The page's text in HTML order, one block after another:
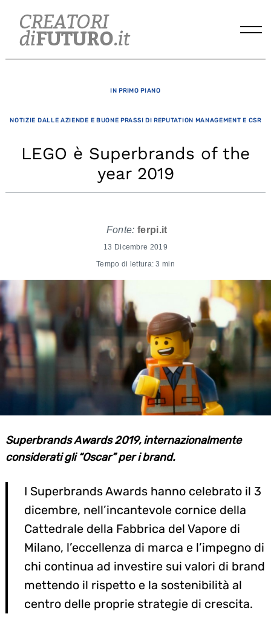
content
IN PRIMO PIANO
NOTIZIE DALLE AZIENDE E BUONE PRASSI DI REPUTATION MANAGEMENT E CSR
LEGO è Superbrands of the
year 2019
Fonte: ferpi.it
13 Dicembre 2019
Tempo di lettura: 3 min
Superbrands Awards 2019, internazionalmente
considerati gli “Oscar” per i brand.
I Superbrands Awards hanno celebrato il 3
dicembre, nell’incantevole cornice della
Cattedrale della Fabbrica del Vapore di
Milano, l’eccellenza di marca e l’impegno di
chi continua ad investire sui valori di brand
mettendo il rispetto e la sostenibilità al
centro delle proprie strategie di crescita.